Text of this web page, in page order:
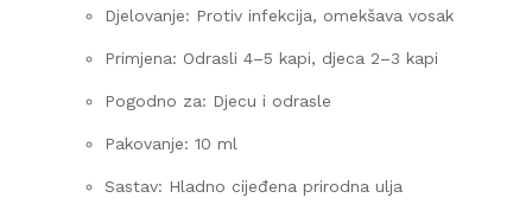
Djelovanje: Protiv infekcija, omekšava vosak
Primjena: Odrasli 4–5 kapi, djeca 2–3 kapi
Pogodno za: Djecu i odrasle
Pakovanje: 10 ml
Sastav: Hladno cijeđena prirodna ulja